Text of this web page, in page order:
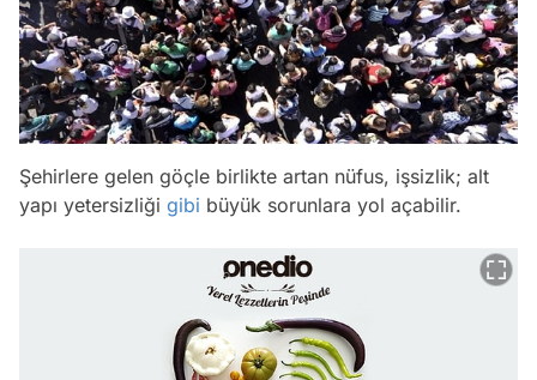
Şehirlere gelen göçle birlikte artan nüfus, işsizlik; alt
yapı yetersizliği gibi büyük sorunlara yol açabilir.